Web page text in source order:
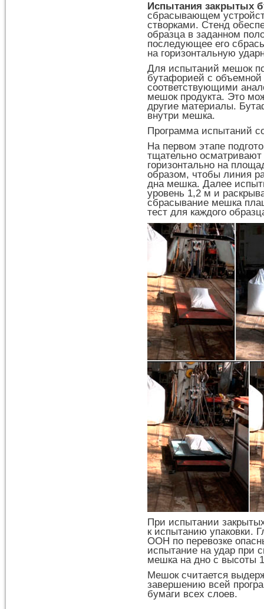
Испытания закрытых
сбрасывающем
створками. Стенд
образца в заданном
последующее его
на горизонтальную
Для испытаний мешок
бутафорией с
соответствующими
мешок продукта. Это
другие материалы.
внутри мешка.
Программа испытаний
На первом этапе
тщательно
горизонтально на
образом, чтобы линия
дна мешка. Далее
уровень 1,2 м и
сбрасывание мешка
тест для каждого
При испытании
к испытанию упаковки.
ООН по перевозке
испытание на удар при
мешка на дно с высоты
Мешок считается
завершению всей
бумаги всех слоев.